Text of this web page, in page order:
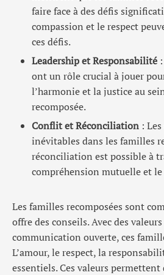
faire face à des défis
compassion et le respect
ces défis.
Leadership et Responsabilité
ont un rôle crucial à jouer
l’harmonie et la justice au
recomposée.
Conflit et Réconciliation :
inévitables dans les familles
réconciliation est possible à
compréhension mutuelle et
Les familles recomposées sont
offre des conseils. Avec des
communication ouverte, ces
L’amour, le respect, la
essentiels. Ces valeurs